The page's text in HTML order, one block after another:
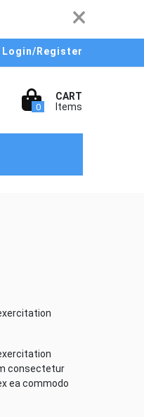
×
Login/Register
0
CART
Items
consectetur
ea commodo